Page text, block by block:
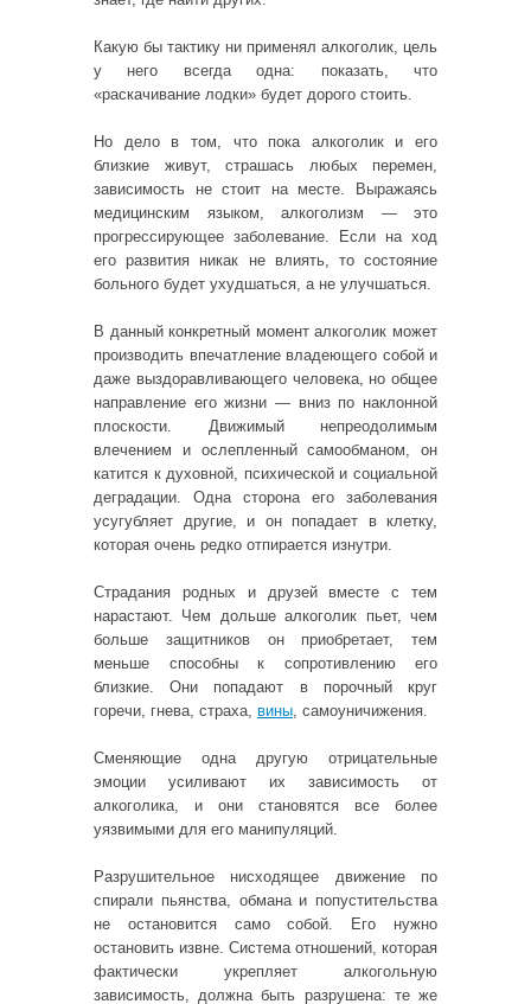
Какую бы тактику ни применял алкоголик, цель
у него всегда одна: показать, что
«раскачивание лодки» будет дорого стоить.
Но дело в том, что пока алкоголик и его
близкие живут, страшась любых перемен,
зависимость не стоит на месте. Выражаясь
медицинским языком, алкоголизм — это
прогрессирующее заболевание. Если на ход
его развития никак не влиять, то состояние
больного будет ухудшаться, а не улучшаться.
В данный конкретный момент алкоголик может
производить впечатление владеющего собой и
даже выздоравливающего человека, но общее
направление его жизни — вниз по наклонной
плоскости. Движимый непреодолимым
влечением и ослепленный самообманом, он
катится к духовной, психической и социальной
деградации. Одна сторона его заболевания
усугубляет другие, и он попадает в клетку,
которая очень редко отпирается изнутри.
Страдания родных и друзей вместе с тем
нарастают. Чем дольше алкоголик пьет, чем
больше защитников он приобретает, тем
меньше способны к сопротивлению его
близкие. Они попадают в порочный круг
горечи, гнева, страха, вины, самоуничижения.
Сменяющие одна другую отрицательные
эмоции усиливают их зависимость от
алкоголика, и они становятся все более
уязвимыми для его манипуляций.
Разрушительное нисходящее движение по
спирали пьянства, обмана и попустительства
не остановится само собой. Его нужно
остановить извне. Система отношений, которая
фактически укрепляет алкогольную
зависимость, должна быть разрушена: те же